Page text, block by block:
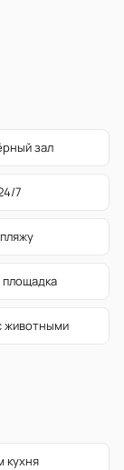
зал
7
животными
кухня